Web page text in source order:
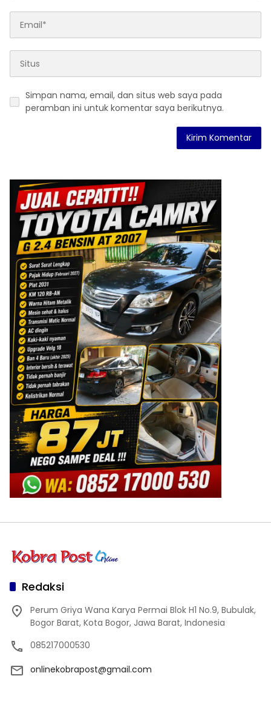
Simpan nama, email, dan situs web saya pada
peramban ini untuk komentar saya berikutnya.
Redaksi
Perum Griya Wana Karya Permai Blok H1 No.9, Bubulak,
Bogor Barat, Kota Bogor, Jawa Barat, Indonesia
085217000530
onlinekobrapost@gmail.com